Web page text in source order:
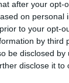
after your opt-
on personal
to your opt-
by third
be disclosed
disclose it to